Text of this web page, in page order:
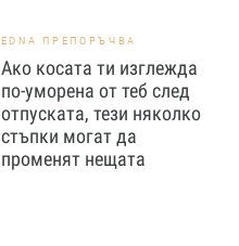
EDNA ПРЕПОРЪЧВА
Ако косата ти изглежда
по-уморена от теб след
отпуската, тези няколко
стъпки могат да
променят нещата